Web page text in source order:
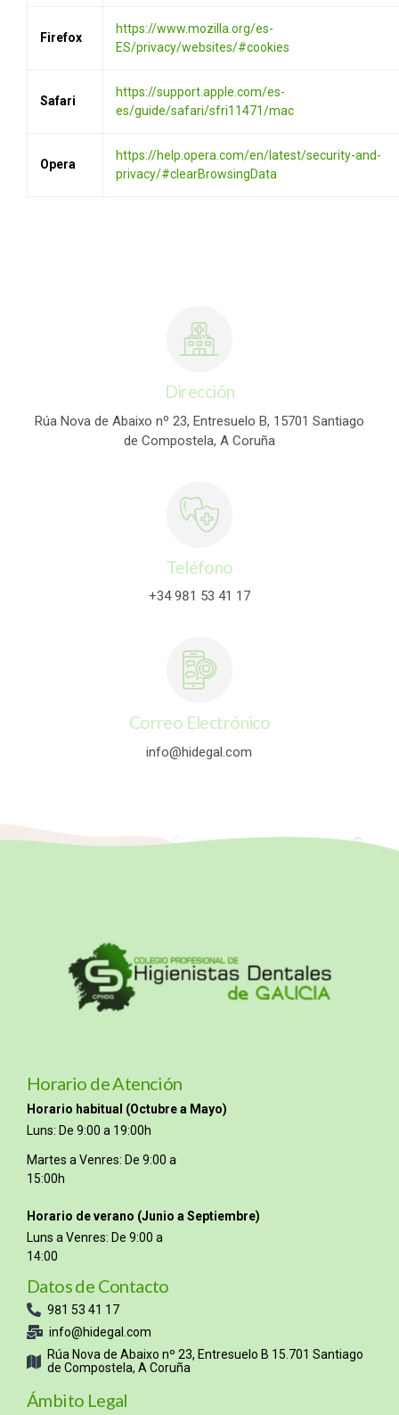
Firefox
https://www.mozilla.org/es-
ES/privacy/websites/#cookies
Safari
https://support.apple.com/es-
es/guide/safari/sfri11471/mac
Opera
https://help.opera.com/en/latest/security-and-
privacy/#clearBrowsingData
Dirección
Rúa Nova de Abaixo nº 23, Entresuelo B, 15701 Santiago
de Compostela, A Coruña
Teléfono
+34 981 53 41 17
Correo Electrónico
info@hidegal.com
Horario de Atención
Horario habitual (Octubre a Mayo)
Luns: De 9:00 a 19:00h
Martes a Venres: De 9:00 a
15:00h
Horario de verano (Junio a Septiembre)
Luns a Venres: De 9:00 a
14:00
Datos de Contacto
981 53 41 17
info@hidegal.com
Rúa Nova de Abaixo nº 23, Entresuelo B 15.701 Santiago
de Compostela, A Coruña
Ámbito Legal